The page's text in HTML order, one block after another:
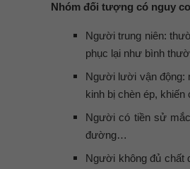
Nhóm đối tượng có nguy
Người trung niên:
phục lại như bình
Người lười vận động:
kinh bị chèn ép,
Người có tiền sử
đường…
Người không đủ chất